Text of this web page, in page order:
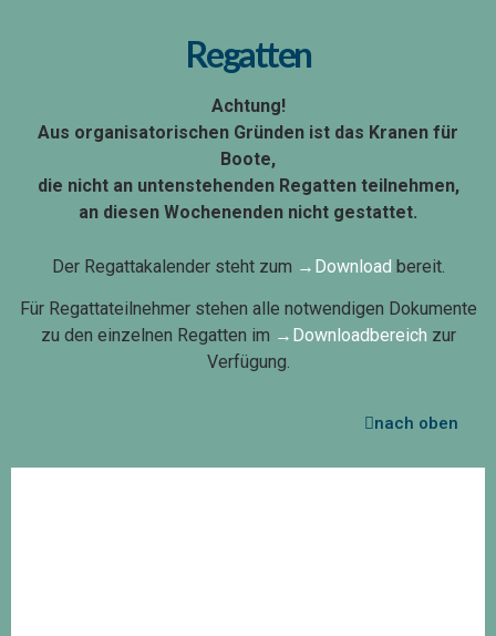
Regatten
Achtung!
Aus organisatorischen Gründen ist das Kranen für
Boote,
die nicht an untenstehenden Regatten teilnehmen,
an diesen Wochenenden nicht gestattet.
Der Regattakalender steht zum →Download bereit.
Für Regattateilnehmer stehen alle notwendigen Dokumente
zu den einzelnen Regatten im →Downloadbereich zur
Verfügung.
nach oben